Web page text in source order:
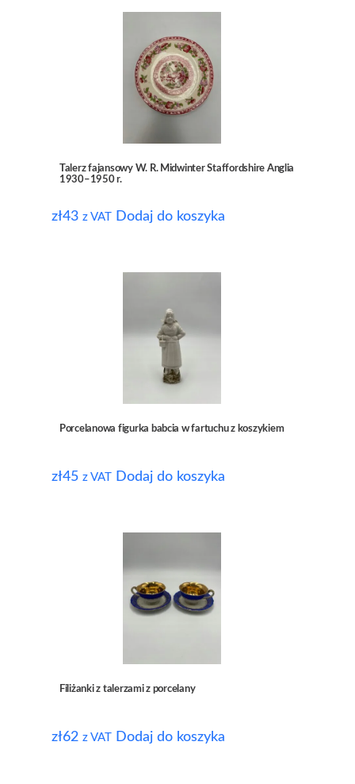
Talerz fajansowy W. R. Midwinter Staffordshire Anglia
1930–1950 r.
zł43 z VAT Dodaj do koszyka
Porcelanowa figurka babcia w fartuchu z koszykiem
zł45 z VAT Dodaj do koszyka
Filiżanki z talerzami z porcelany
zł62 z VAT Dodaj do koszyka